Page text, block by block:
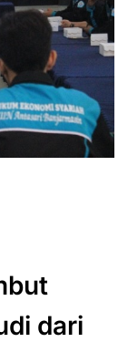
dari